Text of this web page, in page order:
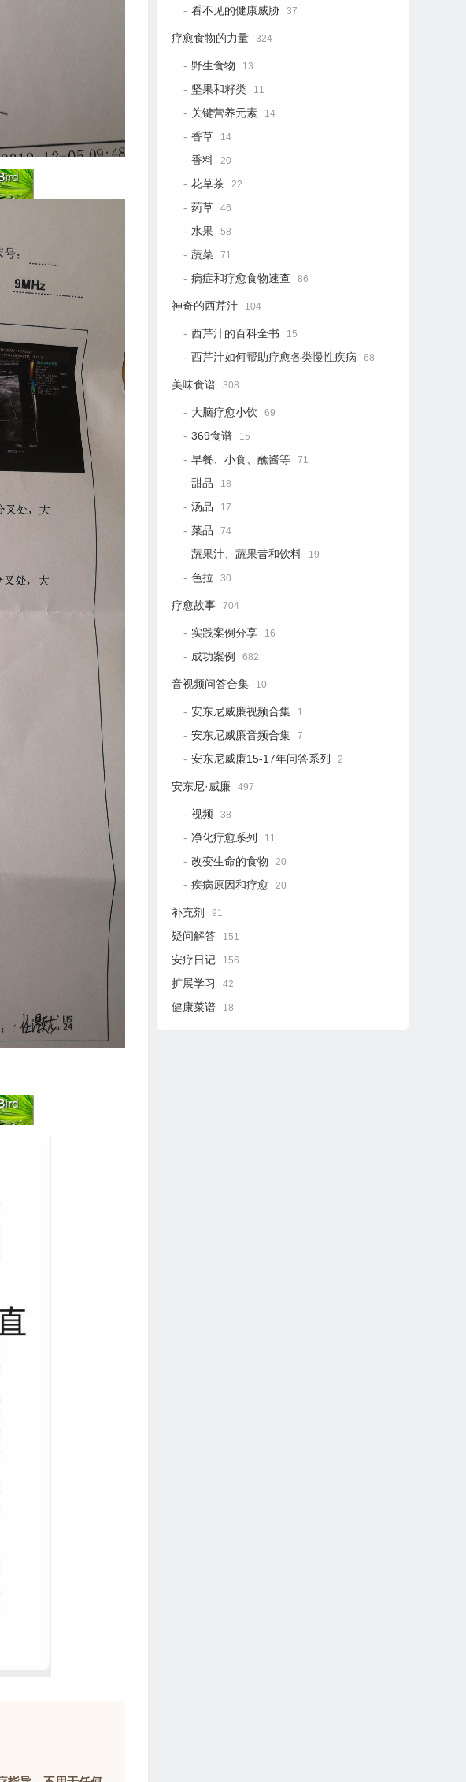
看不见的健康威胁 37
疗愈食物的力量 324
野生食物 13
坚果和籽类 11
关键营养元素 14
香草 14
香料 20
花草茶 22
药草 46
水果 58
蔬菜 71
病症和疗愈食物速查 86
神奇的西芹汁 104
西芹汁的百科全书 15
西芹汁如何帮助疗愈各类慢性疾病 68
美味食谱 308
大脑疗愈小饮 69
369食谱 15
早餐、小食、蘸酱等 71
甜品 18
汤品 17
菜品 74
蔬果汁、蔬果昔和饮料 19
色拉 30
疗愈故事 704
实践案例分享 16
成功案例 682
音视频问答合集 10
安东尼威廉视频合集 1
安东尼威廉音频合集 7
安东尼威廉15-17年问答系列 2
安东尼·威廉 497
视频 38
净化疗愈系列 11
改变生命的食物 20
疾病原因和疗愈 20
补充剂 91
疑问解答 151
安疗日记 156
扩展学习 42
健康菜谱 18